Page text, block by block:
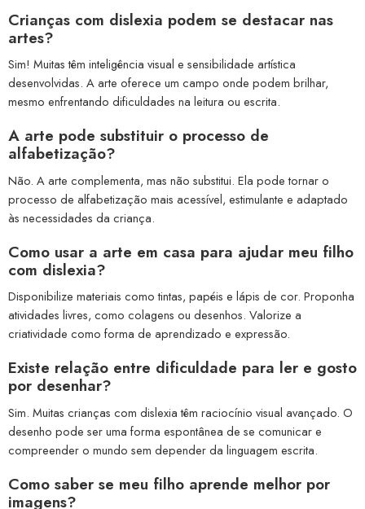
Crianças com dislexia podem se destacar nas
artes?
Sim! Muitas têm inteligência visual e sensibilidade artística
desenvolvidas. A arte oferece um campo onde podem brilhar,
mesmo enfrentando dificuldades na leitura ou escrita.
A arte pode substituir o processo de
alfabetização?
Não. A arte complementa, mas não substitui. Ela pode tornar o
processo de alfabetização mais acessível, estimulante e adaptado
às necessidades da criança.
Como usar a arte em casa para ajudar meu filho
com dislexia?
Disponibilize materiais como tintas, papéis e lápis de cor. Proponha
atividades livres, como colagens ou desenhos. Valorize a
criatividade como forma de aprendizado e expressão.
Existe relação entre dificuldade para ler e gosto
por desenhar?
Sim. Muitas crianças com dislexia têm raciocínio visual avançado. O
desenho pode ser uma forma espontânea de se comunicar e
compreender o mundo sem depender da linguagem escrita.
Como saber se meu filho aprende melhor por
imagens?